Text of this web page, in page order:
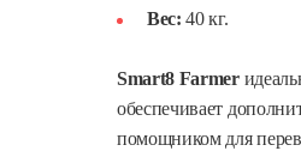
Вес: 40 кг.
Smart8 Farmer
обеспечивает
помощником для